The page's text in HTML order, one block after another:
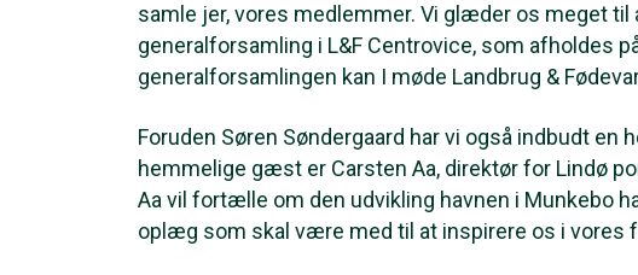
samle jer, vores medlemmer. Vi glæder os meget
generalforsamling i L&F Centrovice, som afholdes
generalforsamlingen kan I møde Landbrug &
Foruden Søren Søndergaard har vi også indbudt
hemmelige gæst er Carsten Aa, direktør for Lindø
Aa vil fortælle om den udvikling havnen i Munkebo
oplæg som skal være med til at inspirere os i vores